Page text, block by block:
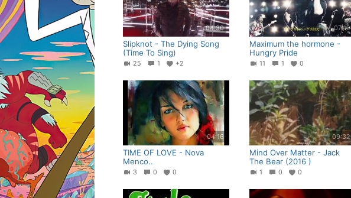
04:30
Slipknot - The Dying Song
(Time To Sing)
25 1 +2
07:19
Maximum the hormone -
Hungry Pride
11 1 0
04:16
TIME OF LOVE - Nova
Menco..
3 0 0
09:32
Mind Over Matter - Jack
The Bear (2016 )
1 0 0